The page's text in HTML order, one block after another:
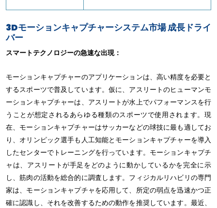
3Dモーションキャプチャーシステム市場 成長ドライ
バー
スマートテクノロジーの急速な出現：
モーションキャプチャーのアプリケーションは、高い精度を必要と
するスポーツで普及しています。仮に、アスリートのヒューマンモ
ーションキャプチャーは、アスリートが水上でパフォーマンスを行
うことが想定されるあらゆる種類のスポーツで使用されます。現
在、モーションキャプチャーはサッカーなどの球技に最も適してお
り、オリンピック選手も人工知能とモーションキャプチャーを導入
したセンターでトレーニングを行っています。モーションキャプチ
ャは、アスリートが手足をどのように動かしているかを完全に示
し、筋肉の活動を総合的に調査します。フィジカルリハビリの専門
家は、モーションキャプチャを応用して、所定の弱点を迅速かつ正
確に認識し、それを改善するための動作を推奨しています。最近、